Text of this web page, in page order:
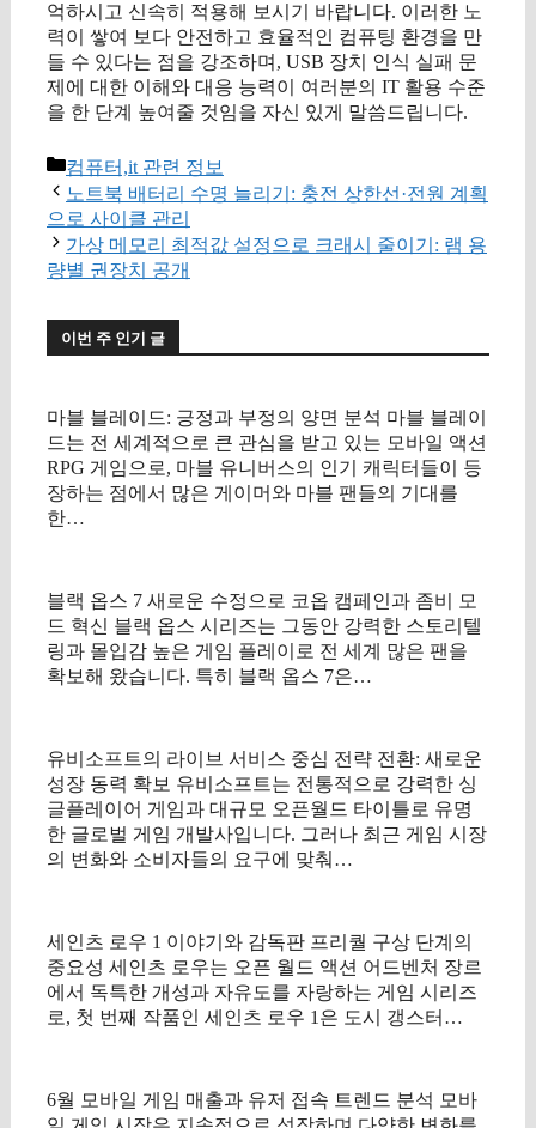
억하시고 신속히 적용해 보시기 바랍니다. 이러한 노
력이 쌓여 보다 안전하고 효율적인 컴퓨팅 환경을 만
들 수 있다는 점을 강조하며, USB 장치 인식 실패 문
제에 대한 이해와 대응 능력이 여러분의 IT 활용 수준
을 한 단계 높여줄 것임을 자신 있게 말씀드립니다.
카
테
고
리
컴퓨터,it 관련 정보
노트북 배터리 수명 늘리기: 충전 상한선·전원 계획
으로 사이클 관리
가상 메모리 최적값 설정으로 크래시 줄이기: 램 용
량별 권장치 공개
이번 주 인기 글
마블 블레이드: 긍정과 부정의 양면 분석 마블 블레이
드는 전 세계적으로 큰 관심을 받고 있는 모바일 액션
RPG 게임으로, 마블 유니버스의 인기 캐릭터들이 등
장하는 점에서 많은 게이머와 마블 팬들의 기대를
한…
블랙 옵스 7 새로운 수정으로 코옵 캠페인과 좀비 모
드 혁신 블랙 옵스 시리즈는 그동안 강력한 스토리텔
링과 몰입감 높은 게임 플레이로 전 세계 많은 팬을
확보해 왔습니다. 특히 블랙 옵스 7은…
유비소프트의 라이브 서비스 중심 전략 전환: 새로운
성장 동력 확보 유비소프트는 전통적으로 강력한 싱
글플레이어 게임과 대규모 오픈월드 타이틀로 유명
한 글로벌 게임 개발사입니다. 그러나 최근 게임 시장
의 변화와 소비자들의 요구에 맞춰…
세인츠 로우 1 이야기와 감독판 프리퀄 구상 단계의
중요성 세인츠 로우는 오픈 월드 액션 어드벤처 장르
에서 독특한 개성과 자유도를 자랑하는 게임 시리즈
로, 첫 번째 작품인 세인츠 로우 1은 도시 갱스터…
6월 모바일 게임 매출과 유저 접속 트렌드 분석 모바